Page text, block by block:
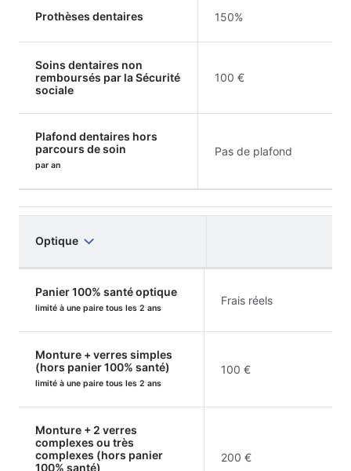
Prothèses dentaires 150%
Soins dentaires non
remboursés par la Sécurité
sociale
100 €
Plafond dentaires hors
parcours de soin
par an
Pas de plafond
Optique
Panier 100% santé optique
limité à une paire tous les 2 ans
Frais réels
Monture + verres simples
(hors panier 100% santé)
limité à une paire tous les 2 ans
100 €
Monture + 2 verres
complexes ou très
complexes (hors panier
100% santé)
200 €